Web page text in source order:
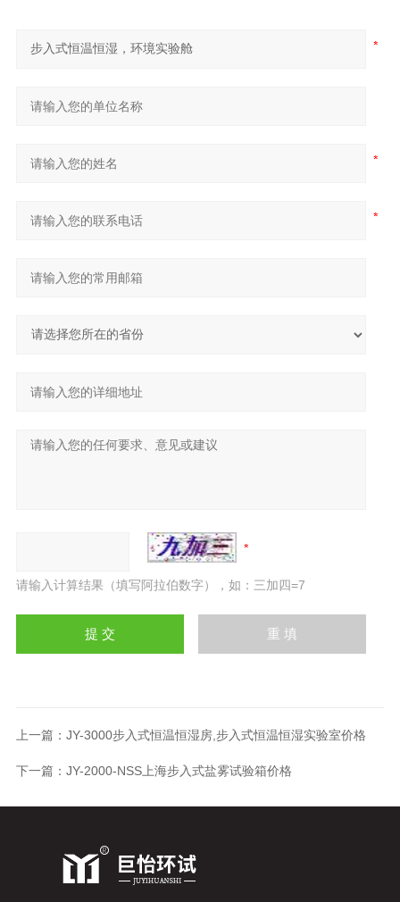
请输入计算结果（填写阿拉伯数字），如：三加四=7
上一篇： JY-3000步入式恒温恒湿房,步入式恒温恒湿实验室价格
下一篇： JY-2000-NSS上海步入式盐雾试验箱价格